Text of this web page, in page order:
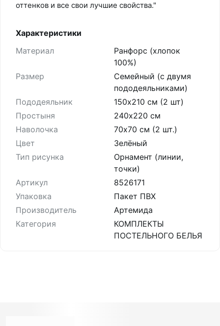
оттенков и все свои лучшие свойства."
Характеристики
Материал
Ранфорс (хлопок
100%)
Размер
Семейный (с двумя
пододеяльниками)
Пододеяльник
150х210 см (2 шт)
Простыня
240х220 см
Наволочка
70х70 см (2 шт.)
Цвет
Зелёный
Тип рисунка
Орнамент (линии,
точки)
Артикул
8526171
Упаковка
Пакет ПВХ
Производитель
Артемида
Категория
КОМПЛЕКТЫ
ПОСТЕЛЬНОГО БЕЛЬЯ